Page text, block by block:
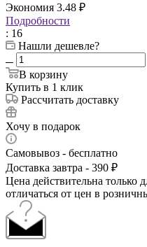
Экономия 3.48 ₽
Подробности
: 16
Нашли дешевле?
В корзину
Купить в 1 клик
Рассчитать доставку
Хочу в подарок
Самовывоз - бесплатно
Доставка завтра - 390 ₽
Цена действительна только
отличаться от цен в